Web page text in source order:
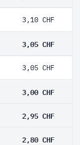
3,10 CHF
3,05 CHF
3,05 CHF
3,00 CHF
2,95 CHF
2,80 CHF